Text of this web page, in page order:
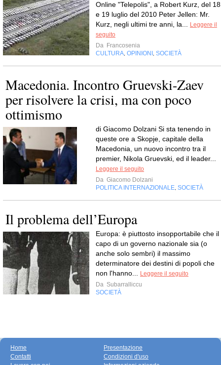
Online "Telepolis", a Robert Kurz, del 18
e 19 luglio del 2010 Peter Jellen: Mr.
Kurz, negli ultimi tre anni, la... Leggere il
seguito
Da Francosenia
CULTURA, OPINIONI , SOCIETÀ
Macedonia. Incontro Gruevski-Zaev
per risolvere la crisi, ma con poco
ottimismo
di Giacomo Dolzani Si sta tenendo in
queste ore a Skopje, capitale della
Macedonia, un nuovo incontro tra il
premier, Nikola Gruevski, ed il leader...
Leggere il seguito
Da Giacomo Dolzani
POLITICA INTERNAZIONALE, SOCIETÀ
Il problema dell’Europa
Europa: è piuttosto insopportabile che il
capo di un governo nazionale sia (o
anche solo sembri) il massimo
determinatore dei destini di popoli che
non l'hanno... Leggere il seguito
Da Subarralliccu
SOCIETÀ
Home
Contatti
Presentazione
Condizioni d'uso